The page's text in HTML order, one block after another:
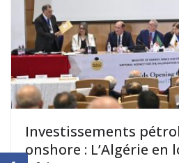
Investissements
onshore : L’Algérie en